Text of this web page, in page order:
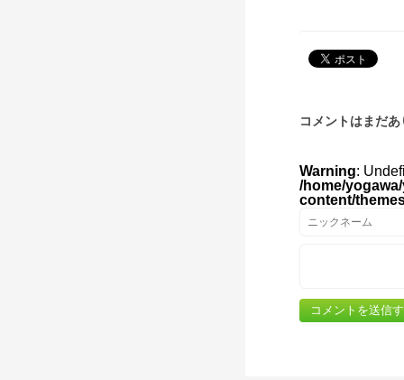
コメントはまだ
Warning:
/home/
content/